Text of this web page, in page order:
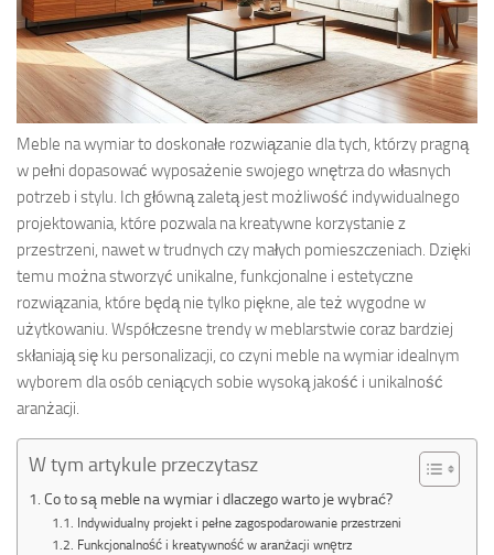
Meble na wymiar to doskonałe rozwiązanie dla tych, którzy pragną
w pełni dopasować wyposażenie swojego wnętrza do własnych
potrzeb i stylu. Ich główną zaletą jest możliwość indywidualnego
projektowania, które pozwala na kreatywne korzystanie z
przestrzeni, nawet w trudnych czy małych pomieszczeniach. Dzięki
temu można stworzyć unikalne, funkcjonalne i estetyczne
rozwiązania, które będą nie tylko piękne, ale też wygodne w
użytkowaniu. Współczesne trendy w meblarstwie coraz bardziej
skłaniają się ku personalizacji, co czyni meble na wymiar idealnym
wyborem dla osób ceniących sobie wysoką jakość i unikalność
aranżacji.
W tym artykule przeczytasz
Co to są meble na wymiar i dlaczego warto je wybrać?
Indywidualny projekt i pełne zagospodarowanie przestrzeni
Funkcjonalność i kreatywność w aranżacji wnętrz